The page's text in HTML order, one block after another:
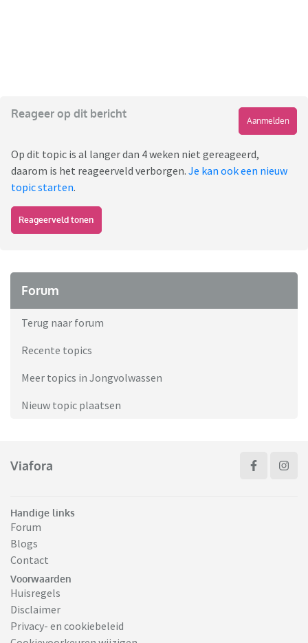
Reageer op dit bericht
Aanmelden
Op dit topic is al langer dan 4 weken niet gereageerd,
daarom is het reageerveld verborgen. Je kan ook een nieuw
topic starten.
Reageerveld tonen
Forum
Terug naar forum
Recente topics
Meer topics in Jongvolwassen
Nieuw topic plaatsen
Viafora
Handige links
Forum
Blogs
Contact
Voorwaarden
Huisregels
Disclaimer
Privacy- en cookiebeleid